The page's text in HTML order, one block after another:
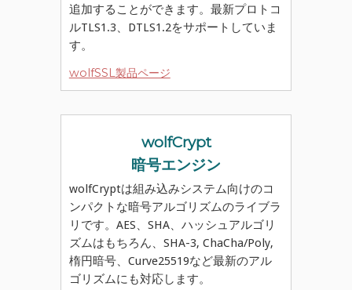
追加することができます。最新プロトコ
ルTLS1.3、DTLS1.2をサポートしていま
す。
wolfSSL製品ページ
wolfCrypt
暗号エンジン
wolfCryptは組み込みシステム向けのコ
ンパクトな暗号アルゴリズムのライブラ
リです。AES、SHA、ハッシュアルゴリ
ズムはもちろん、SHA-3, ChaCha/Poly,
楕円暗号、Curve25519など最新のアル
ゴリズムにも対応します。